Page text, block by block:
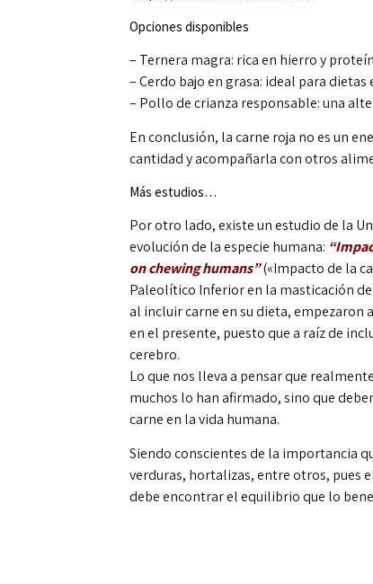
Opciones disponibles
– Ternera magra: rica en hierro y
– Cerdo bajo en grasa: ideal para dietas
– Pollo de crianza responsable: una
En conclusión, la carne roja no es un
cantidad y acompañarla con otros
Más estudios…
Por otro lado, existe un estudio de la
evolución de la especie humana:
on chewing humans”(«Impacto de la
Paleolítico Inferior en la masticación
al incluir carne en su dieta, empezaron
en el presente, puesto que a raíz de
cerebro.
Lo que nos lleva a pensar que
muchos lo han afirmado, sino que
carne en la vida humana.
Siendo conscientes de la importancia
verduras, hortalizas, entre otros, pues
debe encontrar el equilibrio que lo